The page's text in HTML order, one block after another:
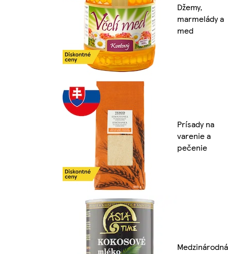
Džemy,
marmelády a
med
Prísady na
varenie a
pečenie
Medzinárodná